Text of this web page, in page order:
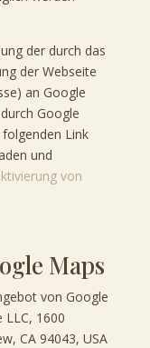
der durch das
der Webseite
an Google
Google
Link
und
von
Maps
von Google
LLC, 1600
CA 94043, USA